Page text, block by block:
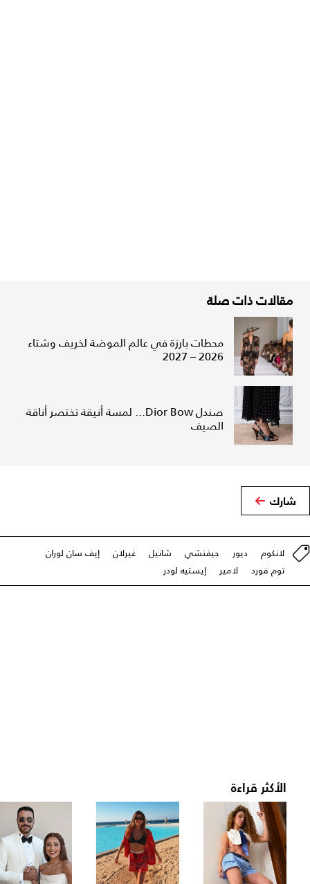
مقالات ذات صلة
محطات بارزة في عالم الموضة لخريف وشتاء
2026 – 2027
صندل Dior Bow... لمسة أنيقة تختصر أناقة
الصيف
شارك
لانكوم ديور جيفنشي شانيل غيرلان
إيف سان لوران
توم فورد
لامير إيستيه لودر
الأكثر قراءة